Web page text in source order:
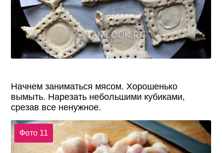
Начнем заниматься мясом. Хорошенько
вымыть. Нарезать небольшими кубиками,
срезав все ненужное.
Фото 11